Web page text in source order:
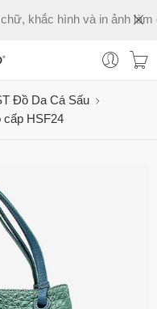
khắc hình và in ảnh làm
Đồ Da Cá Sấu
cấp HSF24